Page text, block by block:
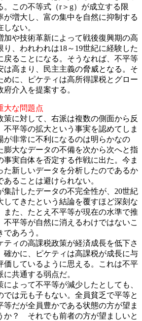
。この不等式（r＞g）が成立する限
が増大し、富の集中を自然に抑制する
ない。
や技術革新によって戦後復興期の高
り、われわれは18～19世紀に経験した
戻ることになる。そうなれば、不平等
は高まり、民主主義の脅威となる。そ
めに、ピケティは高所得課税とグロー
介入を提案する。
大な問題点
に対して、右派は複数の側面から反
不平等の拡大という事実を認めてしま
が非常に不利になるのは明らかなの
膨大なデータの不備を次から次へと指
事実自体を否定する作戦に出た。今ま
た新しいデータを分析したのであるか
ることは避けられない。
計したデータの不完全性が、20世紀
してきたという結論を覆すほど深刻な
また、たとえ不平等が現在の水準で推
不平等が自然に消えるわけではないこ
あろう。
ィの高課税政策が経済成長を低下さ
確かに、ピケティは高課税が成長に与
価しているように思える。これは不平
共通する弱点だ。
よって不平等が減少したとしても、
では元も子もない。全員貧乏で平等と
等だが全員豊かである状態の方が望ま
か？ それでも前者の方が望ましいと